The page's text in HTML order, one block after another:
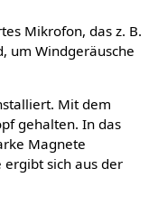
Mikrofon, das z. B.
um Windgeräusche
Mit dem
gehalten. In das
Magnete
sich aus der